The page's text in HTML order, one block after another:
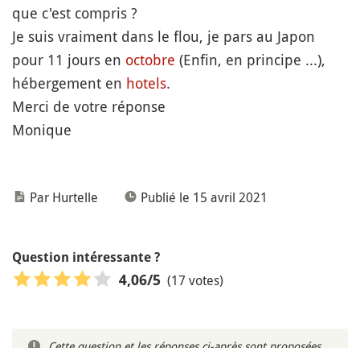
que c'est compris ?
Je suis vraiment dans le flou, je pars au Japon
pour 11 jours en octobre (Enfin, en principe ...),
hébergement en hotels.
Merci de votre réponse
Monique
Par Hurtelle Publié le 15 avril 2021
Question intéressante ?
4,06/5 (17 votes)